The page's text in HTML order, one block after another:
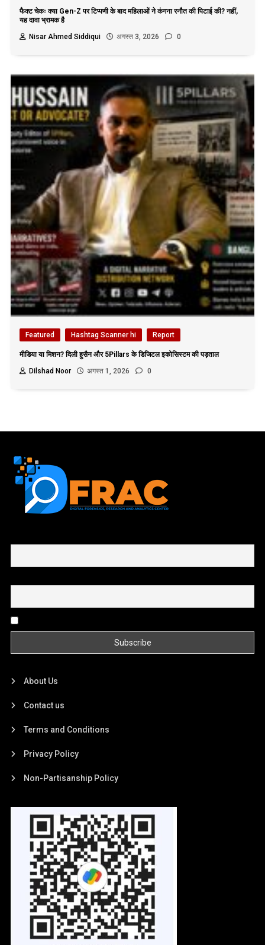
फैक्ट चेकः क्या Gen-Z पर टिप्पणी के बाद महिलाओं ने कंगना रनौत की पिटाई की? नहीं,
यह दावा भ्रामक है
Nisar Ahmed Siddiqui
अगस्त 3, 2026 0
Featured Hashtag Scanner hi Report
मीडिया या मिशन? दिली हुसैन और 5Pillars के डिजिटल इकोसिस्टम की पड़ताल
Dilshad Noor
अगस्त 1, 2026 0
About Us
Contact us
Terms and Conditions
Privacy Policy
Non-Partisanship Policy